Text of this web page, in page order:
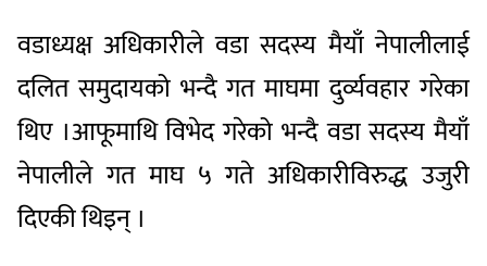
वडाध्यक्ष अधिकारीले वडा सदस्य मैयाँ नेपालीलाई
दलित समुदायको भन्दै गत माघमा दुर्व्यवहार गरेका
थिए ।आफूमाथि विभेद गरेको भन्दै वडा सदस्य मैयाँ
नेपालीले गत माघ ५ गते अधिकारीविरुद्ध उजुरी
दिएकी थिइन् ।